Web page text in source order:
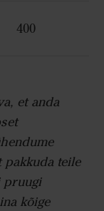
400
et anda
pakkuda teile
pruugi
kõige